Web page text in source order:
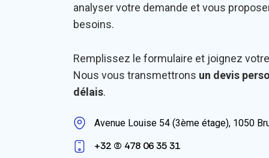
analyser votre demande et vous
besoins.
Remplissez le formulaire et joignez
Nous vous transmettrons un devis
délais.
Avenue Louise 54 (3ème étage), 1050
+32 (0) 478 06 35 31